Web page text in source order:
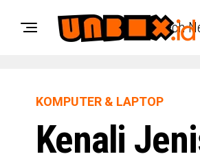
Tech
KOMPUTER & LAPTOP
Kenali